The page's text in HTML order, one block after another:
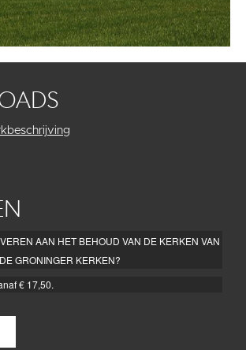
AAN HET BEHOUD VAN DE KERKEN VAN
GRONINGER KERKEN?
€ 17,50.